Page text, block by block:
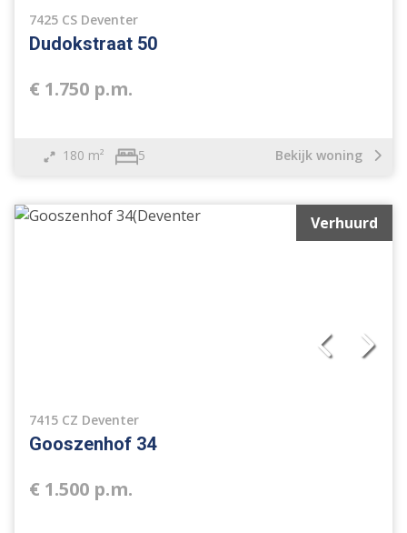
7425 CS Deventer
Dudokstraat 50
€ 1.750 p.m.
180 m² 5 Bekijk woning
Verhuurd
7415 CZ Deventer
Gooszenhof 34
€ 1.500 p.m.